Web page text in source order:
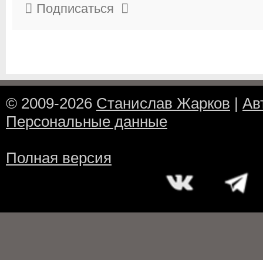
Подписаться
© 2009-2026 Станислав Жарков |
Персональные данные
Полная версия